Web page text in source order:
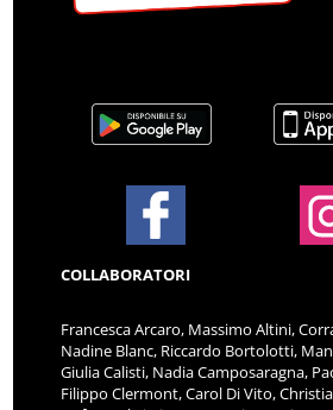
COLLABORATORI
Francesca Arcaro, Massimo Altini,
Nadine Blanc, Riccardo Bortolotti,
Giulia Calisti, Nadia Camposaragna,
Filippo Clermont, Carol Di Vito,